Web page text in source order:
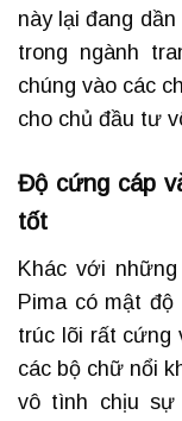
này lại đang
trong ngành
chúng vào các
cho chủ đầu tư
Độ cứng cáp
tốt
Khác với
Pima có mật
trúc lõi rất cứng
các bộ chữ nổi
vô tình chịu sự